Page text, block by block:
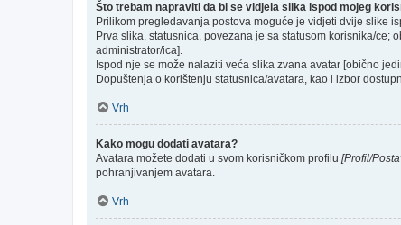
Što trebam napraviti da bi se vidjela slika ispod mojeg
Prilikom pregledavanja postova moguće je vidjeti dvije slike
Prva slika, statusnica, povezana je sa statusom korisnika/
administrator/ica].
Ispod nje se može nalaziti veća slika zvana avatar [obično
Dopuštenja o korištenju statusnica/avatara, kao i izbor
Vrh
Kako mogu dodati avatara?
Avatara možete dodati u svom korisničkom profilu [Profil/
pohranjivanjem avatara.
Vrh